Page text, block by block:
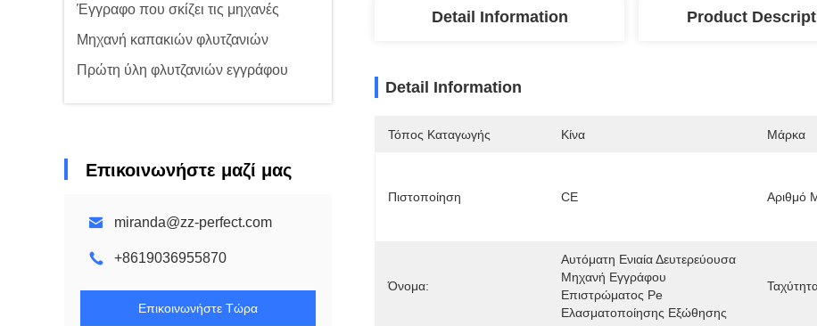
Έγγραφο που σκίζει τις μηχανές
Μηχανή καπακιών φλυτζανιών
Πρώτη ύλη φλυτζανιών εγγράφου
Επικοινωνήστε μαζί μας
miranda@zz-perfect.com
+8619036955870
Επικοινωνήστε Τώρα
Detail Information Product
Detail Information
Τόπος Καταγωγής Κίνα Μάρκα
Πιστοποίηση CE Αριθμό
Όνομα:
Αυτόματη Ενιαία Δευτερεύουσα
Μηχανή Εγγράφου
Επιστρώματος Pe
Ελασματοποίησης Εξώθησης